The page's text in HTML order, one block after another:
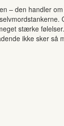
– den handler
stærke
ikke sker så